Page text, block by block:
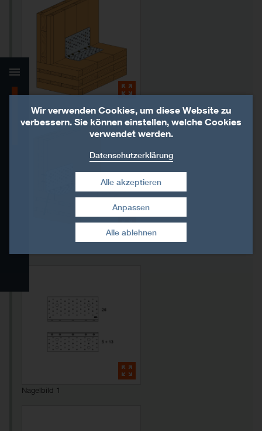
Technische Daten
Eignungsnachweise
Verwandte Produkte
Nagelbild 1
Wir verwenden Cookies, um diese Website zu
verbessern. Sie können einstellen, welche Cookies
verwendet werden.
Datenschutzerklärung
Alle ablehnen
Alle akzeptieren
Zustimmung widerrufen
Anpassen